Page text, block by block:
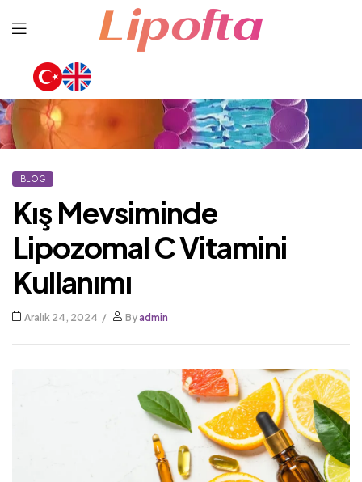
BLOG
Kış Mevsiminde
Lipozomal C Vitamini
Kullanımı
Aralık 24, 2024 Byadmin